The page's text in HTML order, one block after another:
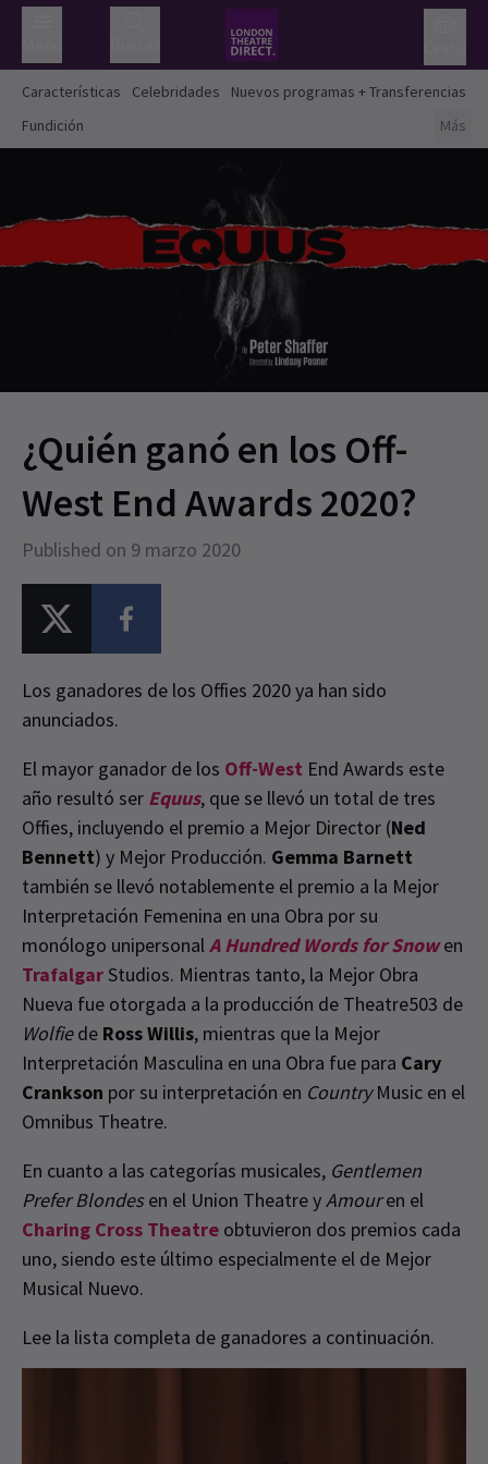
Características Celebridades
Nuevos programas + Transferencias
Fundición
Más
¿Quién ganó en los Off-
West End Awards 2020?
Published on 9 marzo 2020
Los ganadores de los Offies 2020 ya han sido
anunciados.
El mayor ganador de los Off-West End Awards este
año resultó ser Equus, que se llevó un total de tres
Offies, incluyendo el premio a Mejor Director (Ned
Bennett) y Mejor Producción. Gemma Barnett
también se llevó notablemente el premio a la Mejor
Interpretación Femenina en una Obra por su
monólogo unipersonalA Hundred Words for Snow en
TrafalgarStudios. Mientras tanto, la Mejor Obra
Nueva fue otorgada a la producción de Theatre503 de
Wolfiede Ross Willis, mientras que la Mejor
Interpretación Masculina en una Obra fue para Cary
Crankson por su interpretación en CountryMusic en el
Omnibus Theatre.
En cuanto a las categorías musicales, Gentlemen
Prefer Blondesen el Union Theatre yAmouren el
Charing Cross Theatre obtuvieron dos premios cada
uno, siendo este último especialmente el de Mejor
Musical Nuevo.
Lee la lista completa de ganadores a continuación.